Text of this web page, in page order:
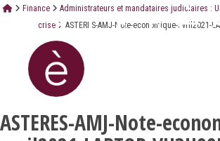
Finance
Administrateurs et mandataires judiciaires :
crise
ASTERES-AMJ-Note-economique-avril2021-
ASTERES-AMJ-Note-